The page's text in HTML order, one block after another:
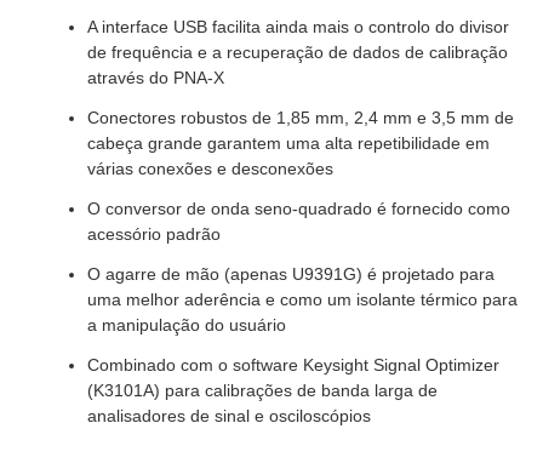
A interface USB facilita ainda mais o controlo do divisor
de frequência e a recuperação de dados de calibração
através do PNA-X
Conectores robustos de 1,85 mm, 2,4 mm e 3,5 mm de
cabeça grande garantem uma alta repetibilidade em
várias conexões e desconexões
O conversor de onda seno-quadrado é fornecido como
acessório padrão
O agarre de mão (apenas U9391G) é projetado para
uma melhor aderência e como um isolante térmico para
a manipulação do usuário
Combinado com o software Keysight Signal Optimizer
(K3101A) para calibrações de banda larga de
analisadores de sinal e osciloscópios